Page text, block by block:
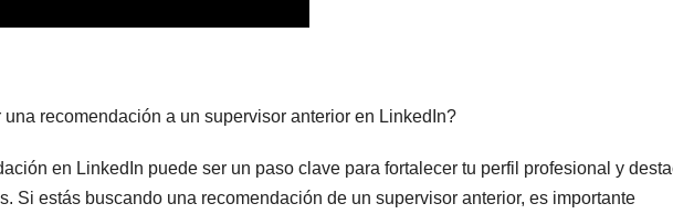
recomendación a un supervisor anterior en LinkedIn?
en LinkedIn puede ser un paso clave para fortalecer tu perfil profesional y
Si estás buscando una recomendación de un supervisor anterior, es importante